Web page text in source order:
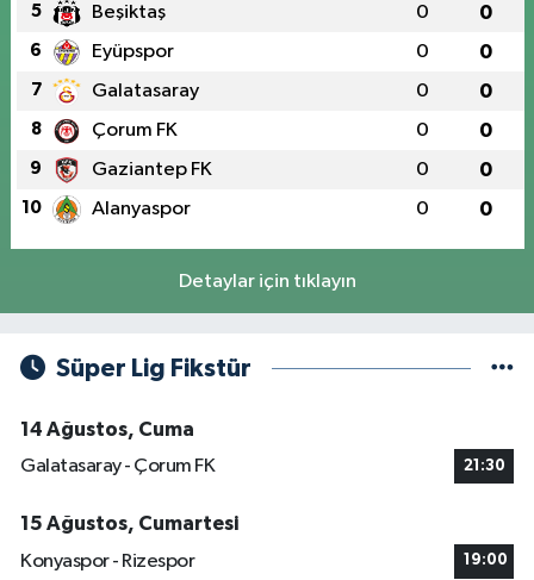
5 Beşiktaş 0 0
6 Eyüpspor 0 0
7 Galatasaray 0 0
8 Çorum FK 0 0
9 Gaziantep FK 0 0
10 Alanyaspor 0 0
Detaylar için tıklayın
Süper Lig Fikstür
14 Ağustos, Cuma
Galatasaray - Çorum FK
21:30
15 Ağustos, Cumartesi
Konyaspor - Rizespor
19:00